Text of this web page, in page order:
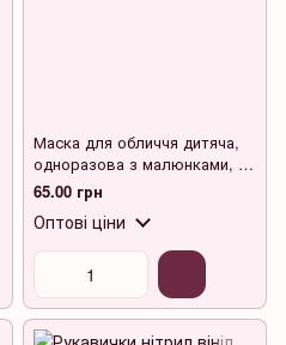
Маска для обличчя дитяча,
одноразова з малюнками, 50
штук в упаковці.
65.00 грн
Оптові ціни